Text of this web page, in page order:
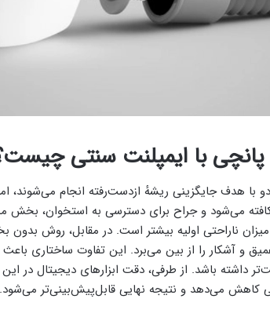
با ایمپلنت سنتی
با هدف جایگزینی ریشهٔ ازدست‌رفته انجام می‌شوند،
می‌شود و جراح برای دسترسی به استخوان، بخش
ناراحتی اولیه بیشتر است. در مقابل، روش
و آشکار را از بین می‌برد. این تفاوت ساختاری
داشته باشد. از طرفی، دقت ابزارهای دیجیتال در
کاهش می‌دهد و نتیجه نهایی قابل‌پیش‌بینی‌تر می‌شود.